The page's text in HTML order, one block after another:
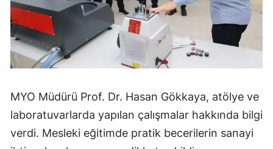
MYO Müdürü Prof. Dr. Hasan Gökkaya, atölye ve
laboratuvarlarda yapılan çalışmalar hakkında bilgi
verdi. Mesleki eğitimde pratik becerilerin sanayi